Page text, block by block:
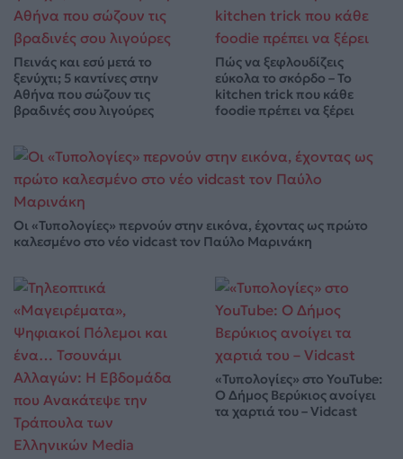
Πεινάς και εσύ μετά το
ξενύχτι; 5 καντίνες στην
Αθήνα που σώζουν τις
βραδινές σου λιγούρες
Πώς να ξεφλουδίζεις
εύκολα το σκόρδο – Το
kitchen trick που κάθε
foodie πρέπει να ξέρει
Οι «Τυπολογίες» περνούν στην εικόνα, έχοντας ως πρώτο
καλεσμένο στο νέο vidcast τον Παύλο Μαρινάκη
«Τυπολογίες» στο YouTube:
Ο Δήμος Βερύκιος ανοίγει
τα χαρτιά του – Vidcast